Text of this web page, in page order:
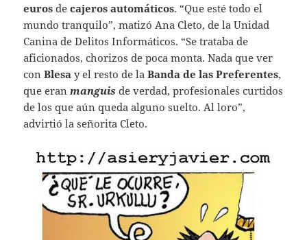
euros decajeros automáticos. “Que esté todo el
mundo tranquilo”, matizó Ana Cleto, de la Unidad
Canina de Delitos Informáticos. “Se trataba de
aficionados, chorizos de poca monta. Nada que ver
conBlesay el resto de laBanda de las Preferentes,
que eranmanguisde verdad, profesionales curtidos
de los que aún queda alguno suelto. Al loro”,
advirtió la señorita Cleto.